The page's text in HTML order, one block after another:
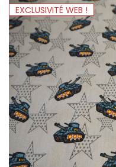
EXCLUSIVITÉ WEB !